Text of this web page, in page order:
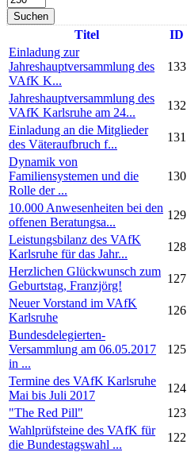
Suchen
Titel ID
Einladung zur
Jahreshauptversammlung des
VAfK K...
133
Jahreshauptversammlung des
VAfK Karlsruhe am 24...
132
Einladung an die Mitglieder
des Väteraufbruch f...
131
Dynamik von
Familiensystemen und die
Rolle der ...
130
10.000 Anwesenheiten bei den
offenen Beratungsa...
129
Leistungsbilanz des VAfK
Karlsruhe für das Jahr...
128
Herzlichen Glückwunsch zum
Geburtstag, Franzjörg!
127
Neuer Vorstand im VAfK
Karlsruhe
126
Bundesdelegierten-
Versammlung am 06.05.2017
in ...
125
Termine des VAfK Karlsruhe
Mai bis Juli 2017
124
"The Red Pill"
123
Wahlprüfsteine des VAfK für
die Bundestagswahl ...
122